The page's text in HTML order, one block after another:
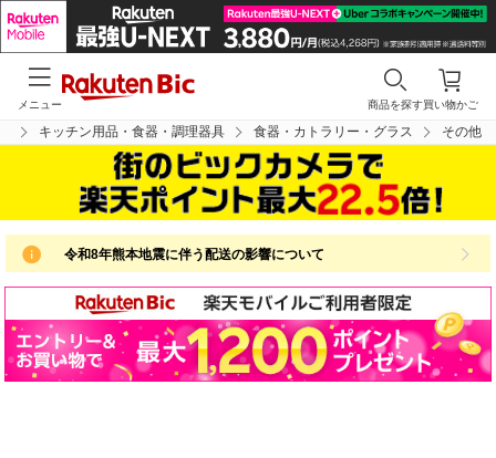
買い物かご
商品を探す
メニュー
キッチン用品・食器・調理器具 食器・カトラリー・グラス その他
令和8年熊本地震に伴う配送の影響について